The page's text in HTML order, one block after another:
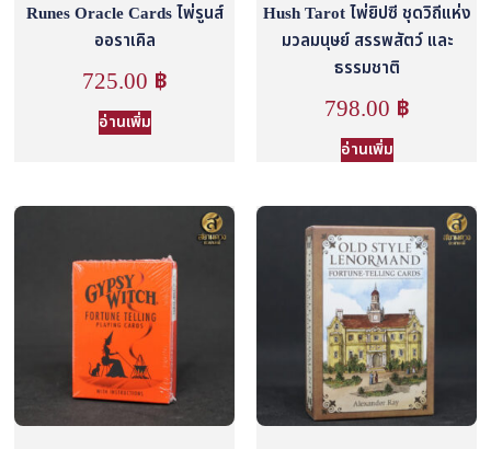
Runes Oracle Cards ไพ่รูนส์
ออราเคิล
725.00 ฿
อ่านเพิ่ม
Hush Tarot ไพ่ยิปซี ชุดวิถีแห่ง
มวลมนุษย์ สรรพสัตว์ และ
ธรรมชาติ
798.00 ฿
อ่านเพิ่ม